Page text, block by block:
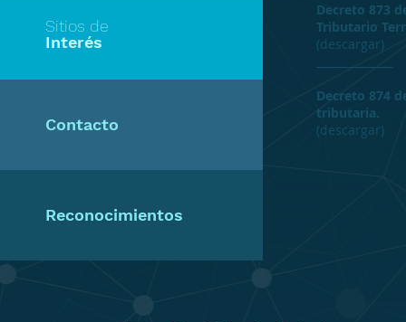
Decreto 873
Tributario
(descargar)
Decreto 874
tributaria.
(descargar)
Sitios de
Interés
Contacto
Reconocimientos